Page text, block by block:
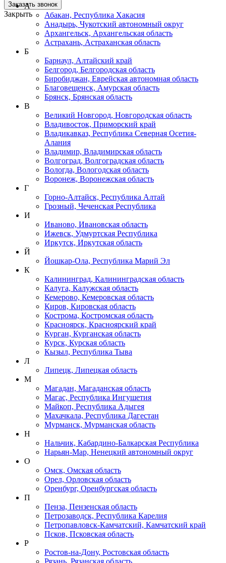
Заказать звонок
Закрыть
А
Абакан, Республика Хакасия
Анадырь, Чукотский автономный округ
Архангельск, Архангельская область
Астрахань, Астраханская область
Б
Барнаул, Алтайский край
Белгород, Белгородская область
Биробиджан, Еврейская автономная область
Благовещенск, Амурская область
Брянск, Брянская область
В
Великий Новгород, Новгородская область
Владивосток, Приморский край
Владикавказ, Республика Северная Осетия-
Алания
Владимир, Владимирская область
Волгоград, Волгоградская область
Вологда, Вологодская область
Воронеж, Воронежская область
Г
Горно-Алтайск, Республика Алтай
Грозный, Чеченская Республика
И
Иваново, Ивановская область
Ижевск, Удмуртская Республика
Иркутск, Иркутская область
Й
Йошкар-Ола, Республика Марий Эл
К
Калининград, Калининградская область
Калуга, Калужская область
Кемерово, Кемеровская область
Киров, Кировская область
Кострома, Костромская область
Красноярск, Красноярский край
Курган, Курганская область
Курск, Курская область
Кызыл, Республика Тыва
Л
Липецк, Липецкая область
М
Магадан, Магаданская область
Магас, Республика Ингушетия
Майкоп, Республика Адыгея
Махачкала, Республика Дагестан
Мурманск, Мурманская область
Н
Нальчик, Кабардино-Балкарская Республика
Нарьян-Мар, Ненецкий автономный округ
О
Омск, Омская область
Орел, Орловская область
Оренбург, Оренбургская область
П
Пенза, Пензенская область
Петрозаводск, Республика Карелия
Петропавловск-Камчатский, Камчатский край
Псков, Псковская область
Р
Ростов-на-Дону, Ростовская область